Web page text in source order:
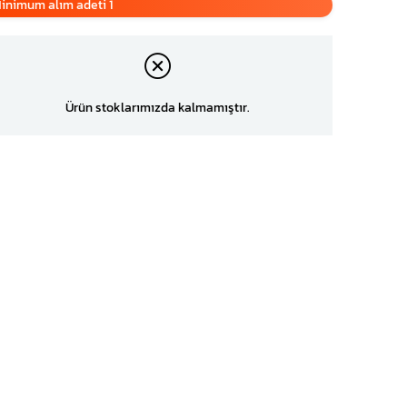
alım adeti 1
Ürün stoklarımızda kalmamıştır.